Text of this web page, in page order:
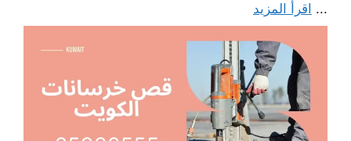
... اقرأ المزيد